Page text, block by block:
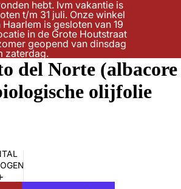
hebt. Ivm vakantie is
t/m 31 juli. Onze winkel
is gesloten van 19
in de Grote Houtstraat
geopend van dinsdag
zaterdag.
del Norte (albacore
olijfolie